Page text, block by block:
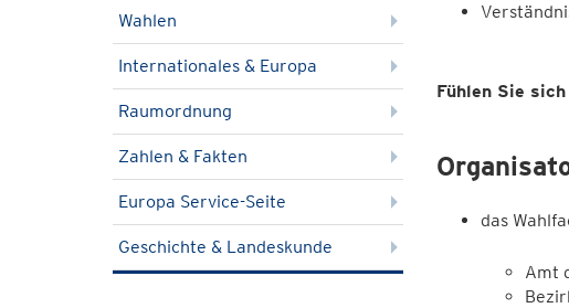
Wahlen
Internationales & Europa
Raumordnung
Zahlen & Fakten
Europa Service-Seite
Geschichte & Landeskunde
Fühlen Sie
das
Amt